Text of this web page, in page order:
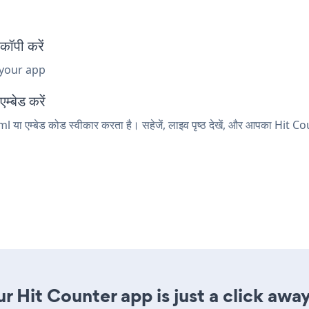
करें
app
करें
एम्बेड कोड स्वीकार करता है। सहेजें, लाइव पृष्ठ देखें, और आपका Hit
Hit Counter app is just a click